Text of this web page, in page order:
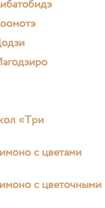
«Три
с цветами
с цветочными